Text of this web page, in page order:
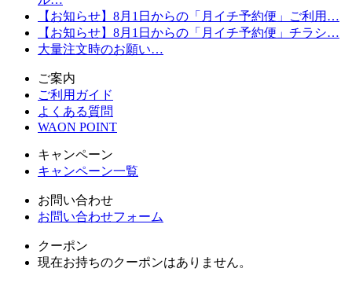
【お知らせ】8月1日からの「月イチ予約便」ご利用…
【お知らせ】8月1日からの「月イチ予約便」チラシ…
大量注文時のお願い…
ご案内
ご利用ガイド
よくある質問
WAON POINT
キャンペーン
キャンペーン一覧
お問い合わせ
お問い合わせフォーム
クーポン
現在お持ちのクーポンはありません。